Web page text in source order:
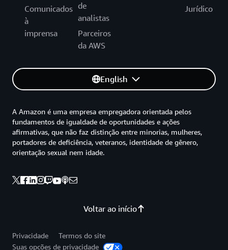
Comunicados
à
imprensa
de
analistas
Parceiros
da AWS
Jurídico
English
Voltar ao início
A Amazon é uma empresa empregadora orientada pelos
fundamentos de igualdade de oportunidades e ações
afirmativas, que não faz distinção entre minorias, mulheres,
portadores de deficiência, veteranos, identidade de gênero,
orientação sexual nem idade.
Privacidade
Termos do site
Suas opções de privacidade